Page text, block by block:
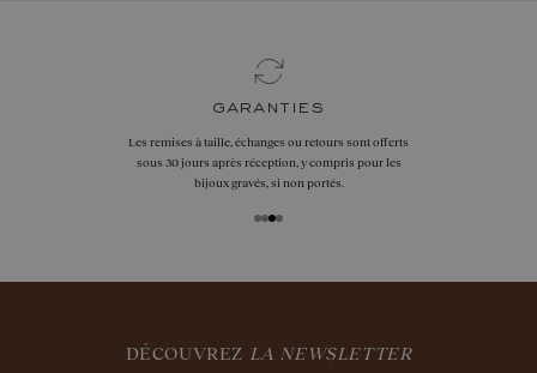
nous contacter
Par téléphone+33 1 42 46 90 89
Ou par WhatsAppau+33 7 55 53 68 17
Par emailhello@gemmyo.com
DÉCOUVREZ LA NEWSLETTER